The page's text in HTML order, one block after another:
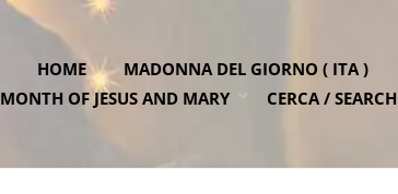
HOME MADONNA DEL GIORNO ( ITA )
OF JESUS AND MARY
CERCA / SEARCH